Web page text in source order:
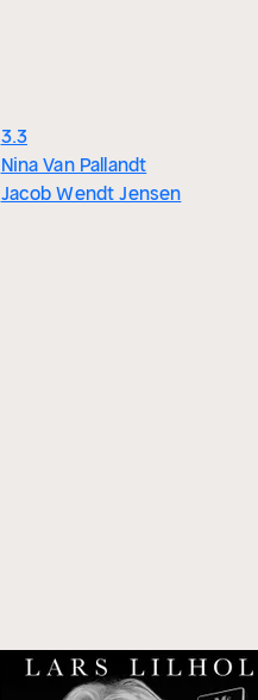
3.3
Nina Van Pallandt
Jacob Wendt Jensen